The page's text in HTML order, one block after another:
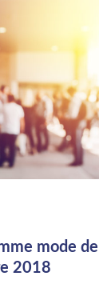
mode de
2018